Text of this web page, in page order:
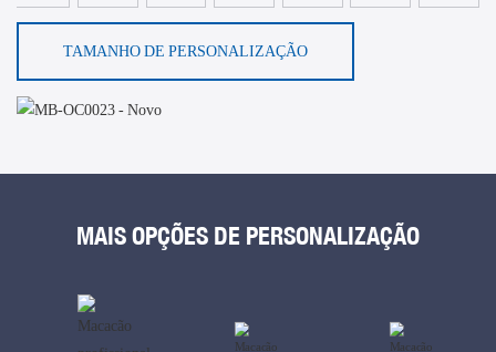
TAMANHO DE PERSONALIZAÇÃO
MAIS OPÇÕES DE PERSONALIZAÇÃO